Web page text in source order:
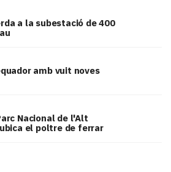
a la subestació de 400
amb vuit noves
Nacional de l'Alt
el poltre de ferrar